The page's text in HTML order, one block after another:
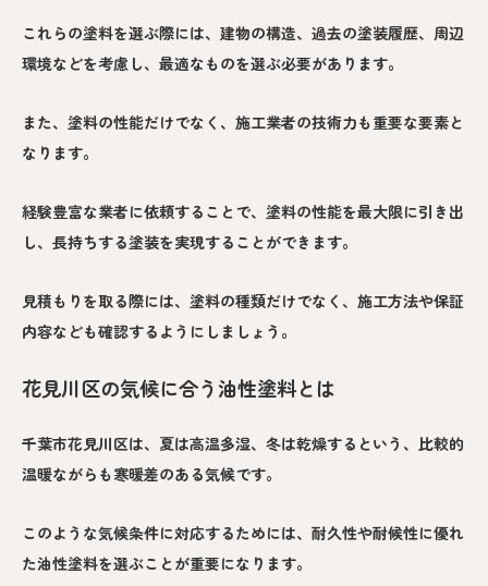
これらの塗料を選ぶ際には、建物の構造、過去の塗装履歴、周辺
環境などを考慮し、最適なものを選ぶ必要があります。
また、塗料の性能だけでなく、施工業者の技術力も重要な要素と
なります。
経験豊富な業者に依頼することで、塗料の性能を最大限に引き出
し、長持ちする塗装を実現することができます。
見積もりを取る際には、塗料の種類だけでなく、施工方法や保証
内容なども確認するようにしましょう。
花見川区の気候に合う油性塗料とは
千葉市花見川区は、夏は高温多湿、冬は乾燥するという、比較的
温暖ながらも寒暖差のある気候です。
このような気候条件に対応するためには、耐久性や耐候性に優れ
た油性塗料を選ぶことが重要になります。